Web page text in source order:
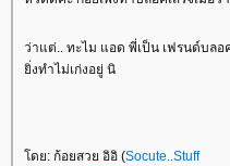
ว่าแต่.. ทะไม แอด พี่เป็น เฟรนด์บล
ิ่งทำไม่เก่งอยู่ นิ
ดย: ก้อยสวย อิอิ (Socute..Stuff